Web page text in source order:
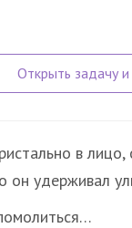
в лицо,
он удерживал